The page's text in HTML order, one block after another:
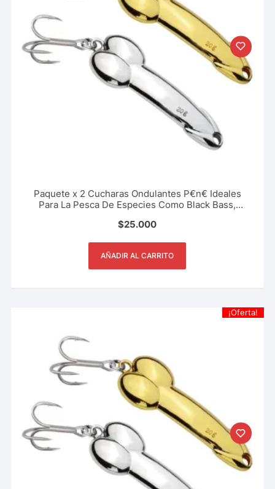
Paquete x 2 Cucharas Ondulantes P€n€ Ideales
Para La Pesca De Especies Como Black Bass,
$25.000
AÑADIR AL CARRITO
¡Oferta!